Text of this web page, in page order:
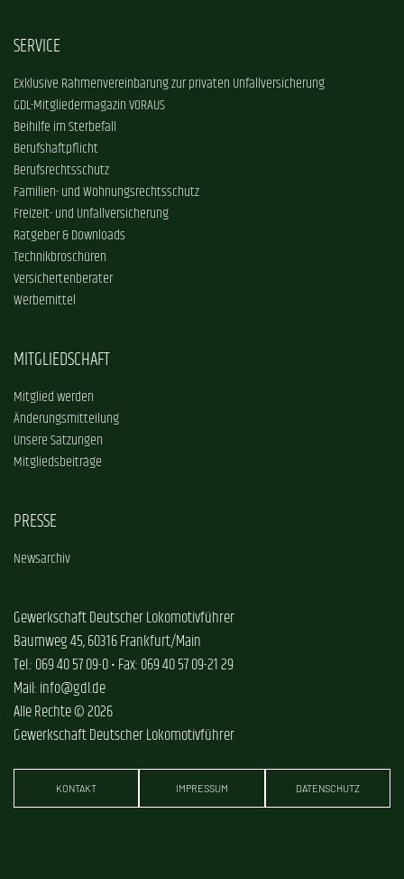
SERVICE
Exklusive Rahmenvereinbarung zur privaten Unfallversicherung
GDL-Mitgliedermagazin VORAUS
Beihilfe im Sterbefall
Berufshaftpflicht
Berufsrechtsschutz
Familien- und Wohnungsrechtsschutz
Freizeit- und Unfallversicherung
Ratgeber & Downloads
Technikbroschüren
Versichertenberater
Werbemittel
MITGLIEDSCHAFT
Mitglied werden
Änderungsmitteilung
Unsere Satzungen
Mitgliedsbeiträge
PRESSE
Newsarchiv
Gewerkschaft Deutscher Lokomotivführer
Baumweg 45, 60316 Frankfurt/Main
Tel.: 069 40 57 09-0 • Fax: 069 40 57 09-21 29
Mail: info@gdl.de
Alle Rechte © 2026
Gewerkschaft Deutscher Lokomotivführer
KONTAKT IMPRESSUM DATENSCHUTZ